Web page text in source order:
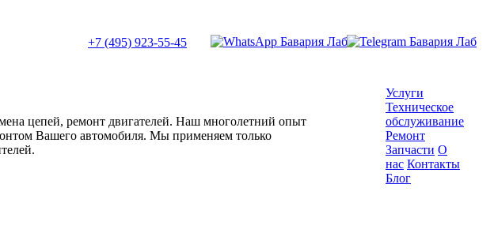
+7 (495) 923-55-45
цепей, ремонт двигателей. Наш многолетний опыт
Вашего автомобиля. Мы применяем только
Услуги
Техническое
обслуживание
Ремонт
Запчасти О
нас Контакты
Блог